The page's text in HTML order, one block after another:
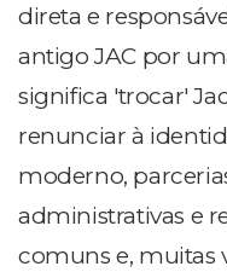
direta e
antigo JAC por
significa 'trocar'
renunciar à
moderno,
administrativas e
comuns e, muitas